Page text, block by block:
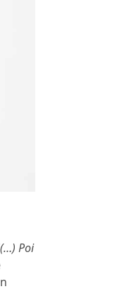
(…) Poi